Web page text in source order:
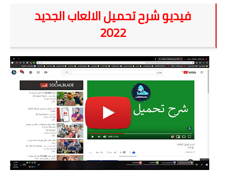
فيديو شرح تحميل الالعاب الجديد
2022